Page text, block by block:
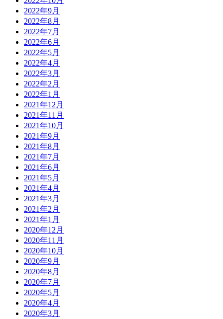
2022年9月
2022年8月
2022年7月
2022年6月
2022年5月
2022年4月
2022年3月
2022年2月
2022年1月
2021年12月
2021年11月
2021年10月
2021年9月
2021年8月
2021年7月
2021年6月
2021年5月
2021年4月
2021年3月
2021年2月
2021年1月
2020年12月
2020年11月
2020年10月
2020年9月
2020年8月
2020年7月
2020年5月
2020年4月
2020年3月